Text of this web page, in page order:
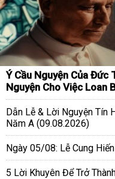
Ý Cầu Nguyện Của Đức
Nguyện Cho Việc Loan
Dẫn Lễ & Lời Nguyện Tín
Năm A (09.08.2026)
Ngày 05/08: Lễ Cung
5 Lời Khuyên Để Trở